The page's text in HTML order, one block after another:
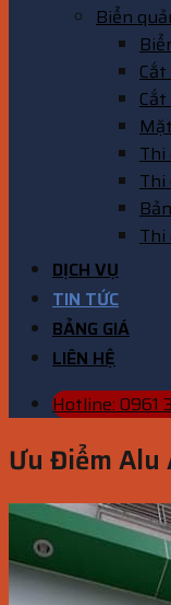
Biển
Cắt
Thi
Thi
Thi
DỊCH VỤ
TIN TỨC
BẢNG GIÁ
LIÊN HỆ
Hotline: 0961
Ưu Điểm Alu